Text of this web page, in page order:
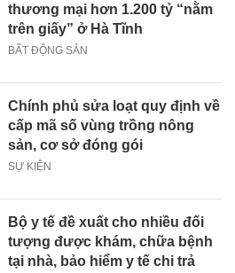
thương mại hơn 1.200 tỷ “nằm
trên giấy” ở Hà Tĩnh
BẤT ĐỘNG SẢN
Chính phủ sửa loạt quy định về
cấp mã số vùng trồng nông
sản, cơ sở đóng gói
SỰ KIỆN
Bộ y tế đề xuất cho nhiều đối
tượng được khám, chữa bệnh
tại nhà, bảo hiểm y tế chi trả